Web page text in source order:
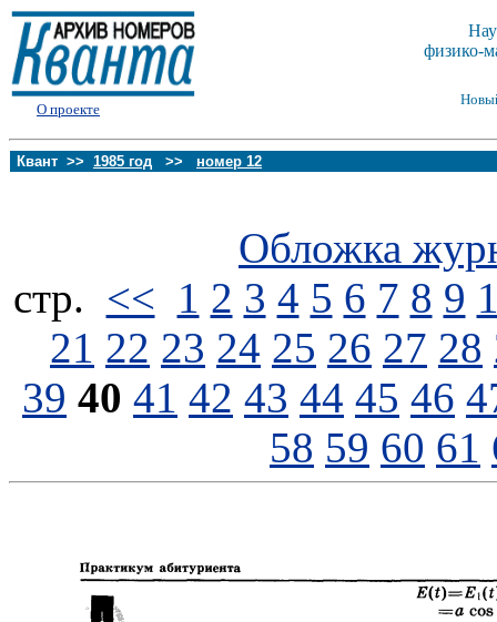
О проекте
физико-
Квант >> 1985 год >> номер 12
Обложка
стp. << 1 2 3 4 5 6 7 8 9
21 22 23 24 25 26 27 28
39 40 41 42 43 44 45 46
58 59 60 61